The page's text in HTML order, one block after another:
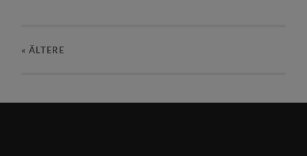
« ÄLTERE